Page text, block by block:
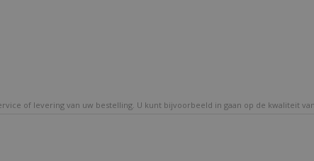
of levering van uw bestelling. U kunt bijvoorbeeld in gaan op de kwaliteit